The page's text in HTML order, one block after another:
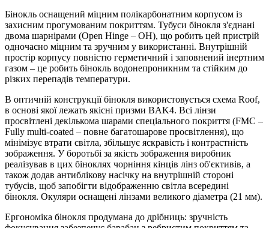
Бінокль оснащений міцним полікарбонатним корпусом із
захисним прогумованим покриттям. Тубуси бінокля з'єднані
двома шарнірами (Open Hinge – OH), що робить цей пристрій
одночасно міцним та зручним у використанні. Внутрішній
простір корпусу повністю герметичний і заповнений інертним
газом – це робить бінокль водонепроникним та стійким до
різких перепадів температури.
В оптичній конструкції бінокля використовується схема Roof,
в основі якої лежать якісні призми BAK4. Всі лінзи
просвітлені декількома шарами спеціального покриття (FMC –
Fully multi-coated – повне багатошарове просвітлення), що
мінімізує втрати світла, збільшує яскравість і контрастність
зображення. У боротьбі за якість зображення виробник
реалізував в цих біноклях чорніння кінців лінз об'єктивів, а
також додав антиблікову насічку на внутрішній стороні
тубусів, щоб запобігти відображенню світла всередині
бінокля. Окуляри оснащені лінзами великого діаметра (21 мм).
Ергономіка бінокля продумана до дрібниць: зручність